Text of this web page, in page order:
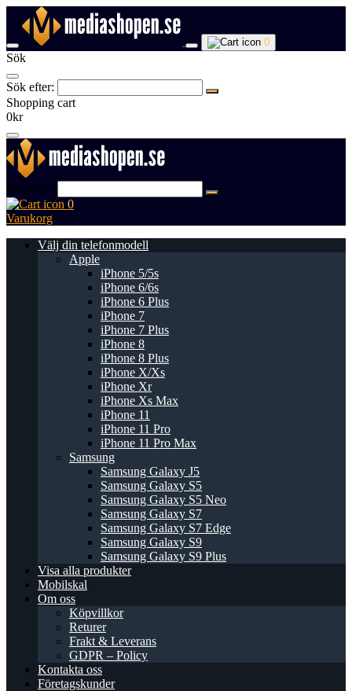
0
Sök
Sök efter:
Shopping cart
0kr
Sök efter:
0
Varukorg
Välj din telefonmodell
Apple
iPhone 5/5s
iPhone 6/6s
iPhone 6 Plus
iPhone 7
iPhone 7 Plus
iPhone 8
iPhone 8 Plus
iPhone X/Xs
iPhone Xr
iPhone Xs Max
iPhone 11
iPhone 11 Pro
iPhone 11 Pro Max
Samsung
Samsung Galaxy J5
Samsung Galaxy S5
Samsung Galaxy S5 Neo
Samsung Galaxy S7
Samsung Galaxy S7 Edge
Samsung Galaxy S9
Samsung Galaxy S9 Plus
Visa alla produkter
Mobilskal
Om oss
Köpvillkor
Returer
Frakt & Leverans
GDPR – Policy
Kontakta oss
Företagskunder